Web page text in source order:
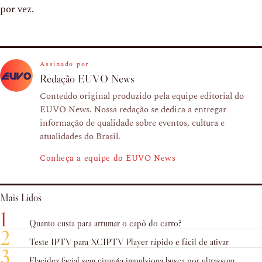
por vez.
Assinado por
Redação EUVO News
Conteúdo original produzido pela equipe editorial do
EUVO News. Nossa redação se dedica a entregar
informação de qualidade sobre eventos, cultura e
atualidades do Brasil.
Conheça a equipe do EUVO News
Mais Lidos
1 Quanto custa para arrumar o capô do carro?
2 Teste IPTV para XCIPTV Player rápido e fácil de ativar
3